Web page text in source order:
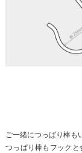
ご一緒につっぱり棒も
つっぱり棒もフック